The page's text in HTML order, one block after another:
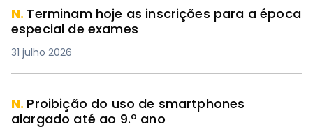
N. Terminam hoje as inscrições para a época
especial de exames
31 julho 2026
N. Proibição do uso de smartphones
alargado até ao 9.º ano